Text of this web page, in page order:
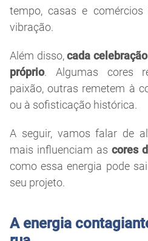
tempo, casas e
vibração.
Além disso,cada
próprio. Algumas cores
paixão, outras remetem à
ou à sofisticação histórica.
A seguir, vamos falar de
mais influenciam as cores
como essa energia pode
seu projeto.
A energia